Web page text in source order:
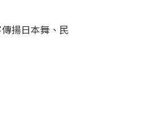
揚日本舞、民